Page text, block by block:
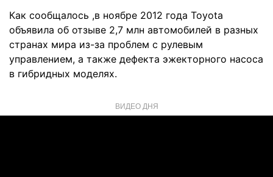
Как сообщалось ,в ноябре 2012 года Toyota
объявила об отзыве 2,7 млн автомобилей в разных
странах мира из-за проблем с рулевым
управлением, а также дефекта эжекторного насоса
в гибридных моделях.
ВИДЕО ДНЯ